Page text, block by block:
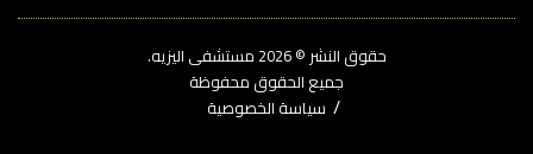
حقوق النشر © 2026‎ مستشفى اليزيه.
جميع الحقوق محفوظة
سياسة الخصوصية